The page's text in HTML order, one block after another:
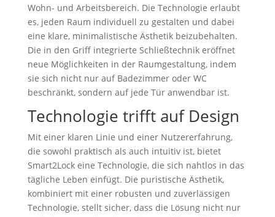
Wohn- und Arbeitsbereich. Die Technologie erlaubt
es, jeden Raum individuell zu gestalten und dabei
eine klare, minimalistische Ästhetik beizubehalten.
Die in den Griff integrierte Schließtechnik eröffnet
neue Möglichkeiten in der Raumgestaltung, indem
sie sich nicht nur auf Badezimmer oder WC
beschränkt, sondern auf jede Tür anwendbar ist.
Technologie trifft auf Design
Mit einer klaren Linie und einer Nutzererfahrung,
die sowohl praktisch als auch intuitiv ist, bietet
Smart2Lock eine Technologie, die sich nahtlos in das
tägliche Leben einfügt. Die puristische Ästhetik,
kombiniert mit einer robusten und zuverlässigen
Technologie, stellt sicher, dass die Lösung nicht nur